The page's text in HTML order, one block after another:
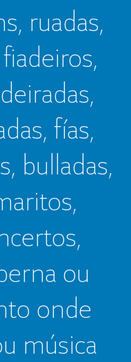
ruadas,
fías,
bulladas,
ou
onde
música